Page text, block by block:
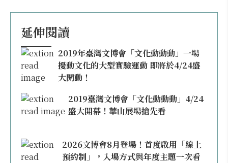
延伸閱讀
2019年臺灣文博會「文化動動動」一場
擾動文化的大型實驗運動 即將於4/24盛
大開動！
2019臺灣文博會「文化動動動」4/24
盛大開幕！華山展場搶先看
2026文博會8月登場！首度啟用「線上
預約制」，入場方式與年度主題一次看